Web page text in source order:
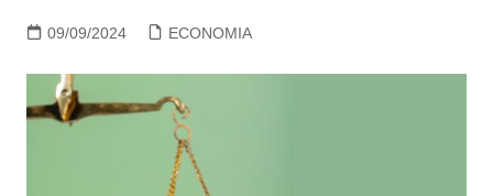
09/09/2024 ECONOMIA